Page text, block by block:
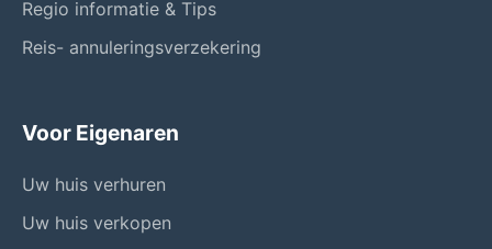
Regio informatie & Tips
Reis- annuleringsverzekering
Voor Eigenaren
Uw huis verhuren
Uw huis verkopen